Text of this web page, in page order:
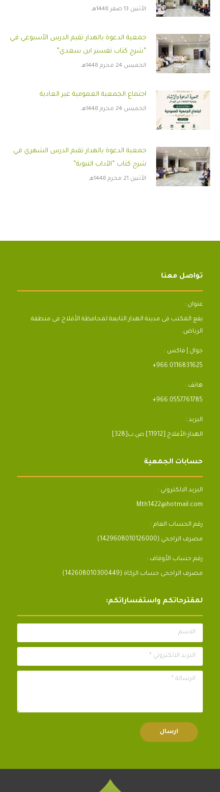
الأثنين 13 صفر 1448هـ
جمعية الدعوة بالهدار تقيم الدرس الأسبوعي في
”شرح كتاب تفسير ابن سعدي”
الخميس 24 محرم 1448هـ
اجتماع الجمعية العمومية غير العادية
الخميس 24 محرم 1448هـ
جمعية الدعوة بالهدار تقيم الدرس الشهري في
شرح كتاب ”الآداب النبوية”
الأثنين 21 محرم 1448هـ
تواصل معنا
عنوان :
يقع المكتب فى مدينة الهدار التابعة لمحافظة الأفلاج فى منطقة
الرياض.
جوال | فاكس :
+966 0116831625
هاتف :
+966 0557761785
البريد :
[328]الهدار-الأفلاج [11912] ص.ب
حسابات الجمعية
البريد الالكتروني :
Mth1422@hotmail.com
رقم الحساب العام :
مصرف الراجحي (1429608010126000)
رقم حساب الأوقاف :
مصرف الراجحى حساب الزكاة (142608010300449)
لمقترحاتكم واستفساراتكم:
الاسم
البريد الالكتروني *
الرسالة *